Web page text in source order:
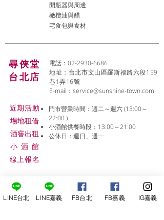
開瓶器與周邊
橄欖油與醋
宅食包與食材
尋俠堂
台北店
電話：02-2930-6686
地址：台北市文山區羅斯福路六段159
巷1弄16號
E-mail： service@sunshine-town.com
近期活動
場地租借
​酒窖出租
小酒 館
線上報名
門市營業時間：週二～週六 (13:00～
22:00 )
小酒館供餐時段：13:00～21:00
公休日：週日、週一
LINE台北 LINE嘉義 FB台北 FB嘉義 IG嘉義